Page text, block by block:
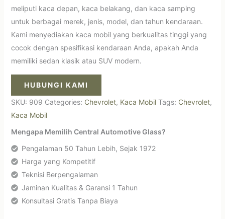
meliputi kaca depan, kaca belakang, dan kaca samping
untuk berbagai merek, jenis, model, dan tahun kendaraan.
Kami menyediakan kaca mobil yang berkualitas tinggi yang
cocok dengan spesifikasi kendaraan Anda, apakah Anda
memiliki sedan klasik atau SUV modern.
HUBUNGI KAMI
SKU: 909 Categories: Chevrolet, Kaca Mobil Tags: Chevrolet,
Kaca Mobil
Mengapa Memilih Central Automotive Glass?
Pengalaman 50 Tahun Lebih, Sejak 1972
Harga yang Kompetitif
Teknisi Berpengalaman
Jaminan Kualitas & Garansi 1 Tahun
Konsultasi Gratis Tanpa Biaya